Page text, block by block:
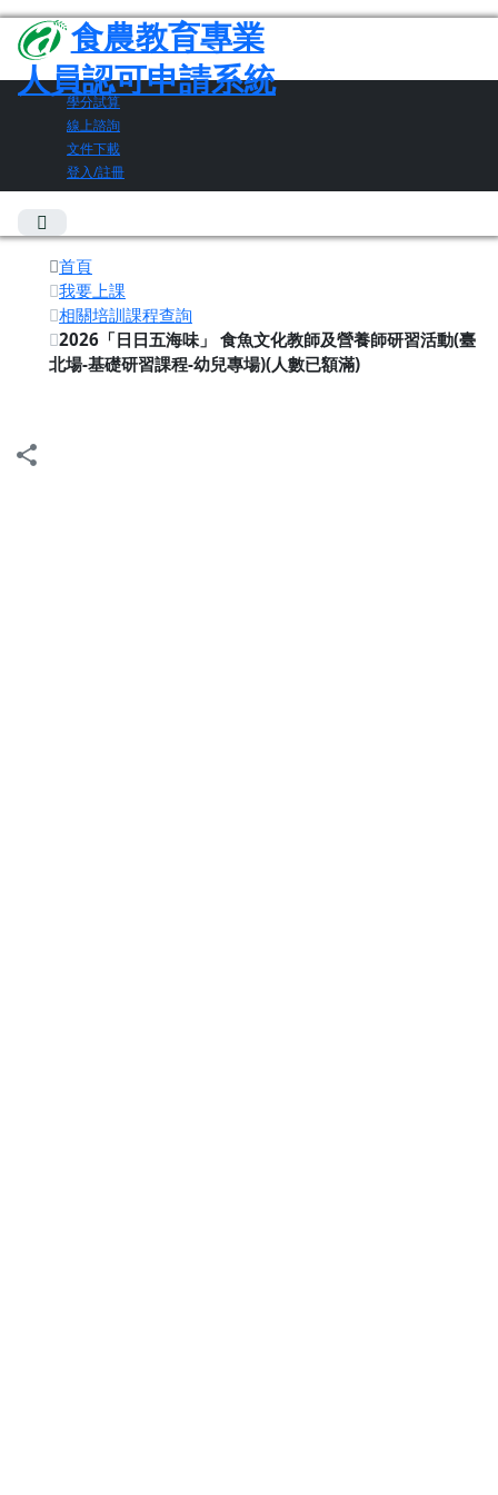
食農教育專業
人員認可申請系統
學分試算
線上諮詢
文件下載
登入/註冊
首頁
我要上課
相關培訓課程查詢
2026「日日五海味」 食魚文化教師及營養師研習活動(臺
北場-基礎研習課程-幼兒專場)(人數已額滿)
share